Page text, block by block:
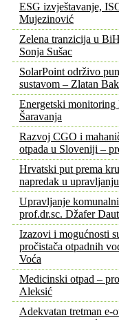
ESG izvještavanje,
Mujezinović
Zelena tranzicija u
Sonja Sušac
SolarPoint održivo
sustavom – Zlatan
Energetski
Šaravanja
Razvoj CGO i
otpada u Sloveniji –
Hrvatski put prema
napredak u
Upravljanje
prof.dr.sc. Džafer
Izazovi i mogućnosti
pročistača otpadnih
Voća
Medicinski otpad –
Aleksić
Adekvatan tretman e-